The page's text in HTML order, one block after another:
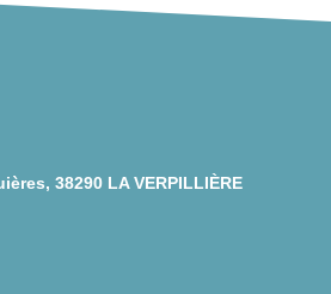
38290 LA VERPILLIÈRE